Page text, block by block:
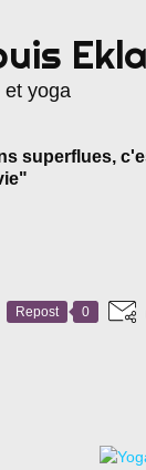
et yoga
superflues,
Repost 0